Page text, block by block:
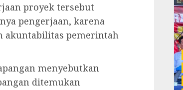
proyek tersebut
pengerjaan, karena
akuntabilitas pemerintah
menyebutkan
ditemukan